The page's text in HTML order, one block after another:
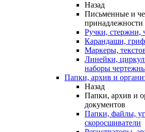
Назад
Письменные и
принадлежности
Ручки, стержни,
Карандаши,
Маркеры,
Линейки,
наборы
Папки, архив и
Назад
Папки, архив и
документов
Папки, файлы,
скоросшиватели